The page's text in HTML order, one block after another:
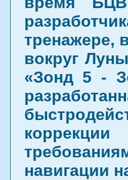
тренажере,
вокруг
«Зонд 5 -
навигации